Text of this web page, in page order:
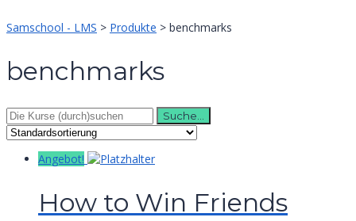
Samschool - LMS > Produkte > benchmarks
benchmarks
Suche
nach:
Angebot!
How to Win Friends